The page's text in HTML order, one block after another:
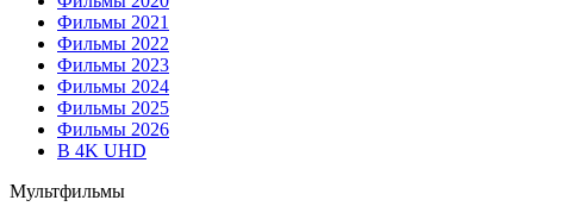
Фильмы 2021
Фильмы 2022
Фильмы 2023
Фильмы 2024
Фильмы 2025
Фильмы 2026
В 4K UHD
Мультфильмы